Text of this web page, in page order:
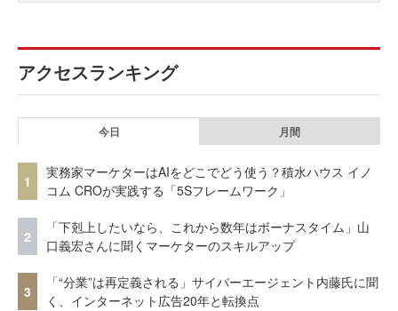
アクセスランキング
今日 月間
1
実務家マーケターはAIをどこでどう使う？積水ハウス イノ
コム CROが実践する「5Sフレームワーク」
2
「下剋上したいなら、これから数年はボーナスタイム」山
口義宏さんに聞くマーケターのスキルアップ
3
「“分業”は再定義される」サイバーエージェント内藤氏に聞
く、インターネット広告20年と転換点